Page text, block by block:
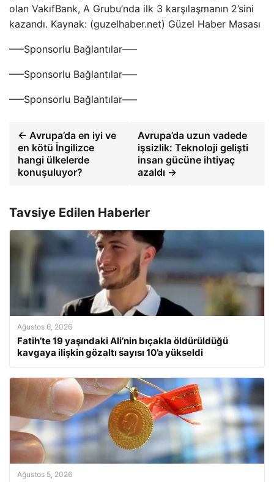
olan VakıfBank, A Grubu’nda ilk 3 karşılaşmanın 2’sini
kazandı. Kaynak: (guzelhaber.net) Güzel Haber Masası
—–Sponsorlu Bağlantılar—–
—–Sponsorlu Bağlantılar—–
—–Sponsorlu Bağlantılar—–
← Avrupa’da en iyi ve
en kötü İngilizce
hangi ülkelerde
konuşuluyor?
Avrupa’da uzun vadede
işsizlik: Teknoloji gelişti
insan gücüne ihtiyaç
azaldı →
Tavsiye Edilen Haberler
Ağustos 6, 2026
Fatih’te 19 yaşındaki Ali’nin bıçakla öldürüldüğü
kavgaya ilişkin gözaltı sayısı 10’a yükseldi
Ağustos 5, 2026